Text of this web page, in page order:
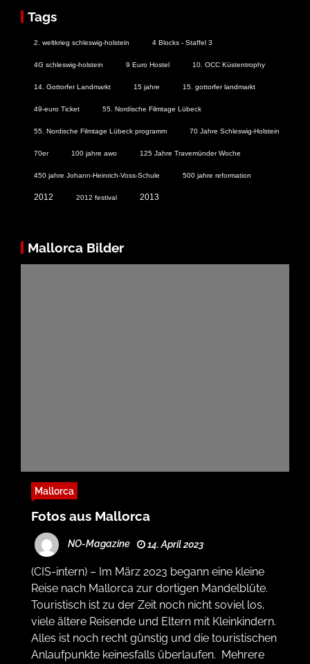
Tags
2. weltkrieg schleswig-holstein 4 Blocks - Staffel 3
4G schleswig-holstein 9 Euro Hostel 10. OCC Küstentrophy
14. Gottorfer Landmarkt 15 jahre 15. gottorfer landmarkt
49-euro Ticket 55. Nordische Filmtage Lübeck
55. Nordische Filmtage Lübeck programm 70 Jahre Schleswig-Holstein
70er 100 jahre awo 125 Jahre Travemünder Woche
450 jahre Johann-Heinrich-Voss-Schule 500 jahre reformation
2012 2012 festival 2013
Mallorca Bilder
Mallorca
Fotos aus Mallorca
NO-Magazine 14. April 2023
(CIS-intern) – Im März 2023 begann eine kleine
Reise nach Mallorca zur dortigen Mandelblüte.
Touristisch ist zu der Zeit noch nicht soviel los,
viele ältere Reisende und Eltern mit Kleinkindern.
Alles ist noch recht günstig und die touristischen
Anlaufpunkte keinesfalls überlaufen. Mehrere